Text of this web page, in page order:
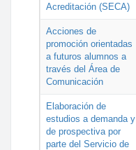
Acreditación (SECA)
Acciones de
promoción orientadas
a futuros alumnos a
través del Área de
Comunicación
Elaboración de
estudios a demanda y
de prospectiva por
parte del Servicio de